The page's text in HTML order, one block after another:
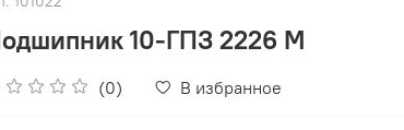
10-ГПЗ 2226 М
(0) В избранное